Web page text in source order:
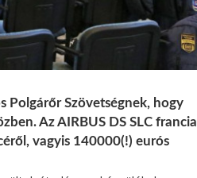
Polgárőr Szövetségnek, hogy
Az AIRBUS DS SLC francia
vagyis 140000(!) eurós